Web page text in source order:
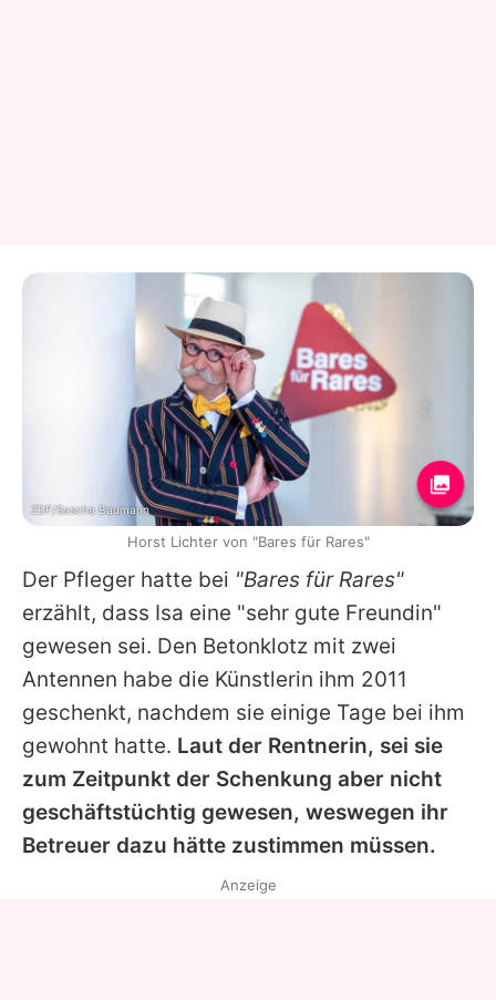
Der Pfleger hatte bei "Bares für Rares"
erzählt, dass Isa eine "sehr gute Freundin"
gewesen sei. Den Betonklotz mit zwei
Antennen habe die Künstlerin ihm 2011
geschenkt, nachdem sie einige Tage bei ihm
gewohnt hatte. Laut der Rentnerin, sei sie
zum Zeitpunkt der Schenkung aber nicht
geschäftstüchtig gewesen, weswegen ihr
Betreuer dazu hätte zustimmen müssen.
ZDF/Sascha Baumann
Horst Lichter von "Bares für Rares"
Anzeige